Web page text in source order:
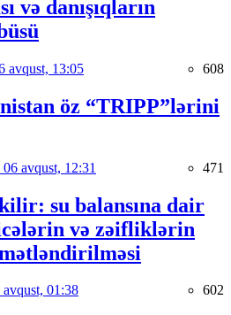
və danışıqların
avqust, 13:05 608
öz “TRIPP”lərini
06 avqust, 12:31 471
su balansına dair
və zəifliklərin
avqust, 01:38 602